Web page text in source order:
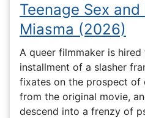
Teenage Sex
Miasma (2026)
A queer filmmaker is
installment of a slasher
fixates on the prospect of
from the original movie,
descend into a frenzy of